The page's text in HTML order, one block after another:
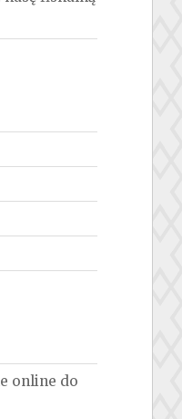
online do